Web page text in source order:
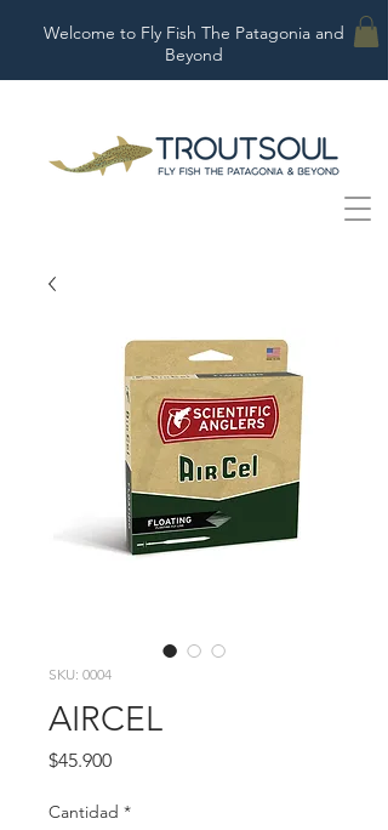
Welcome to Fly Fish The Patagonia and
Beyond
SKU: 0004
AIRCEL
$45.900Precio
Cantidad *